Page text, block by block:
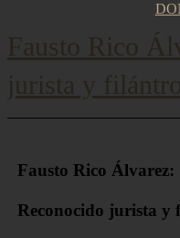
Fausto Rico
jurista y
Fausto Rico Álvarez:
Reconocido jurista y